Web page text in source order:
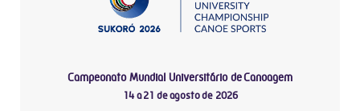
Campeonato Mundial Universitário de Canoagem
14 a 21 de agosto de 2026